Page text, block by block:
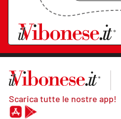
Scarica tutte le nostre app!